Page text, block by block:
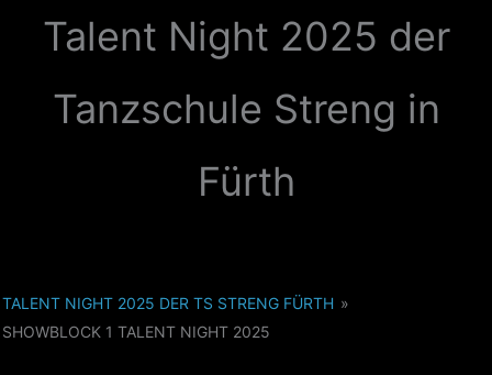
Talent Night 2025 der
Tanzschule Streng in
Fürth
TALENT NIGHT 2025 DER TS STRENG FÜRTH »
SHOWBLOCK 1 TALENT NIGHT 2025